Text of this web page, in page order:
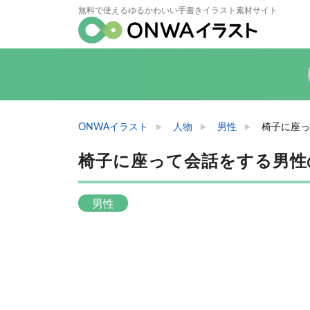
無料で使えるゆるかわいい手書きイラスト素材サイト
ONWAイラスト 人物 男性 椅子に座
椅子に座って会話をする男
男性